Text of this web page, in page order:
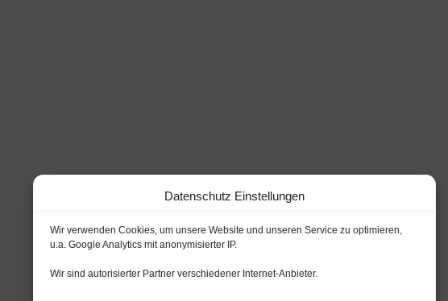
Datenschutz Einstellungen
Wir verwenden Cookies, um unsere Website und unseren Service zu optimieren,
u.a. Google Analytics mit anonymisierter IP.
Wir sind autorisierter Partner verschiedener Internet-Anbieter.